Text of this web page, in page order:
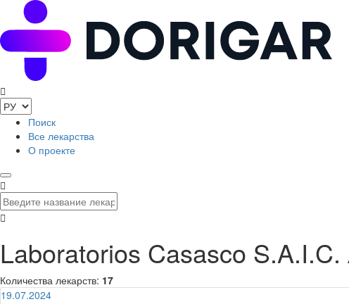
Поиск
Все лекарства
О проекте
Laboratorios Casasco S.A.I.C.
Количества лекарств: 17
19.07.2024